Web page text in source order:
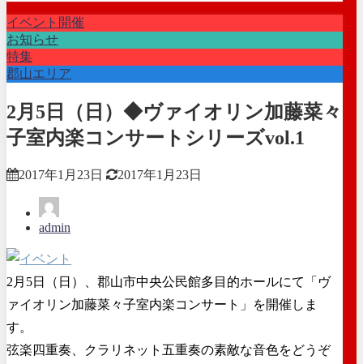
イベント開催
お知らせ
特集
郡山エリア
2月5日（日）◆ヴァイオリン加藤菜々
子室内楽コンサートシリーズvol.1
2017年1月23日 2017年1月23日
admin
2月5日（日）、郡山市中央公民館多目的ホールにて「ヴ
ァイオリン加藤菜々子室内楽コンサート」を開催しま
す。
弦楽四重奏、クラリネット五重奏の素敵な音色をどうぞ